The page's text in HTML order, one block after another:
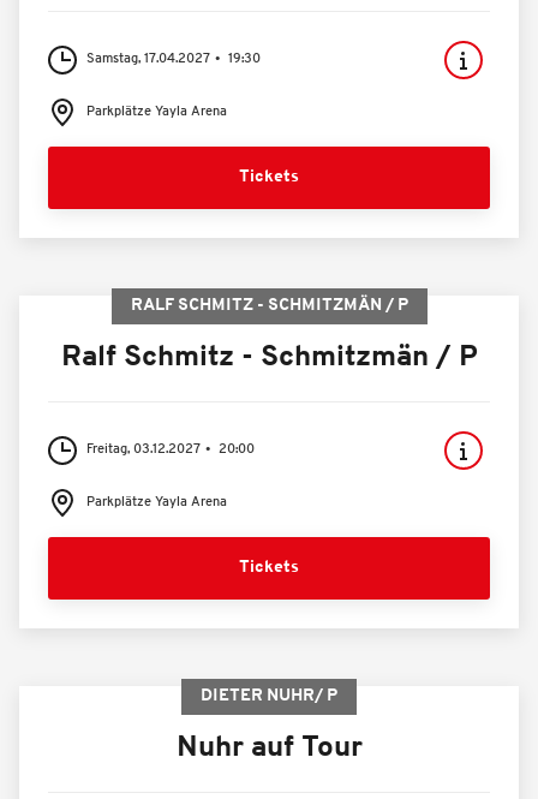
Samstag, 17.04.2027 19:30
Parkplätze Yayla Arena
Tickets
RALF SCHMITZ - SCHMITZMÄN / P
Ralf Schmitz - Schmitzmän / P
Freitag, 03.12.2027 20:00
Parkplätze Yayla Arena
Tickets
DIETER NUHR/ P
Nuhr auf Tour